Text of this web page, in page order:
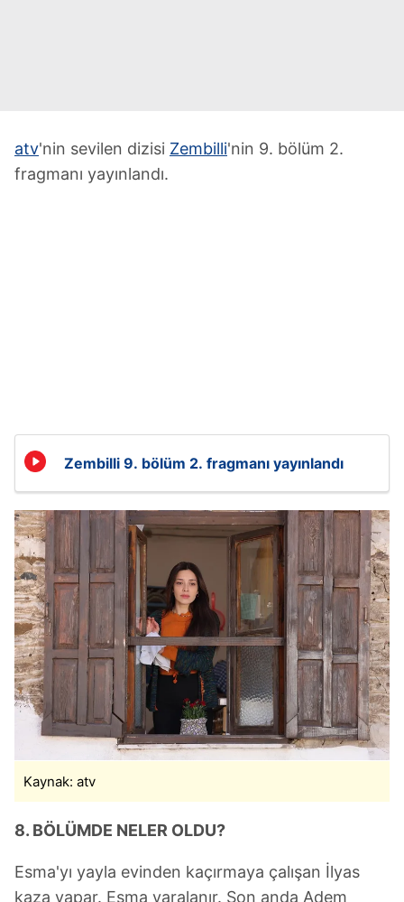
atv'nin sevilen dizisi Zembilli'nin 9. bölüm 2.
fragmanı yayınlandı.
Zembilli 9. bölüm 2. fragmanı yayınlandı
Kaynak: atv
8. BÖLÜMDE NELER OLDU?
Esma'yı yayla evinden kaçırmaya çalışan İlyas
kaza yapar. Esma yaralanır. Son anda Adem